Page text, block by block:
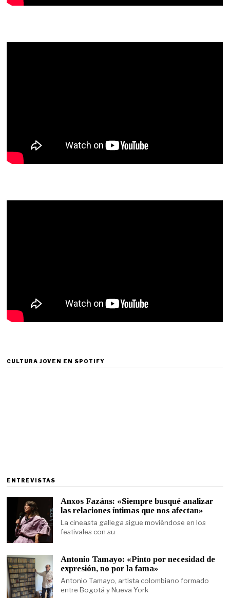
CULTURA JOVEN EN SPOTIFY
ENTREVISTAS
Anxos Fazáns: «Siempre busqué analizar
las relaciones íntimas que nos afectan»
La cineasta gallega sigue moviéndose en los
festivales con su
Antonio Tamayo: «Pinto por necesidad de
expresión, no por la fama»
Antonio Tamayo, artista colombiano formado
entre Bogotá y Nueva York